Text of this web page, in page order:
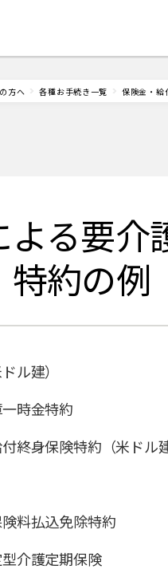
方へ 各種お手続き一覧 保険金・給
よる要介
約の例
ル建）
時金特約
終身保険特約（米ドル建
料払込免除特約
介護定期保険